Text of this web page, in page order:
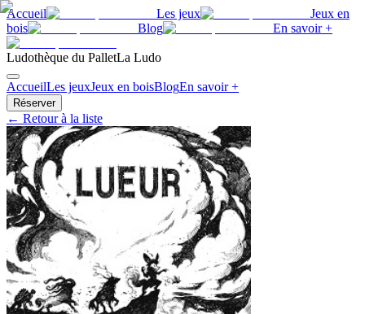
Accueil Les jeux
Jeux en
bois
Blog En savoir +
Ludothèque du PalletLa Ludo
AccueilLes jeuxJeux en boisBlogEn savoir +
Réserver
← Retour à la liste